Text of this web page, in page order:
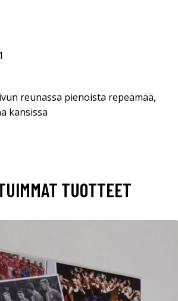
reunassa pienoista repeämää,
kansissa
TUOTTEET